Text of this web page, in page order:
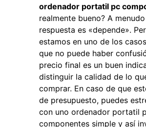
ordenador portatil pc
realmente bueno? A
respuesta es «depende».
estamos en uno de los
que no puede haber
precio final es un buen
distinguir la calidad de lo
comprar. En caso de que
de presupuesto, puedes
con uno ordenador portatil
componentes simple y así